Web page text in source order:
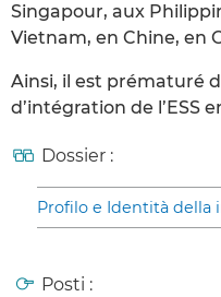
Singapour, aux
Vietnam, en Chine, en
Ainsi, il est prématuré
d’intégration de l’ESS
Dossier :
Profilo e Identità della
Posti :